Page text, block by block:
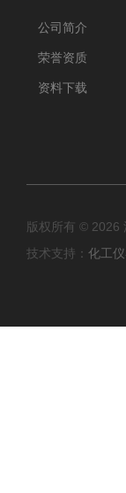
公司简介
荣誉资质
资料下载
版权所有 © 2026
技术支持： 化工